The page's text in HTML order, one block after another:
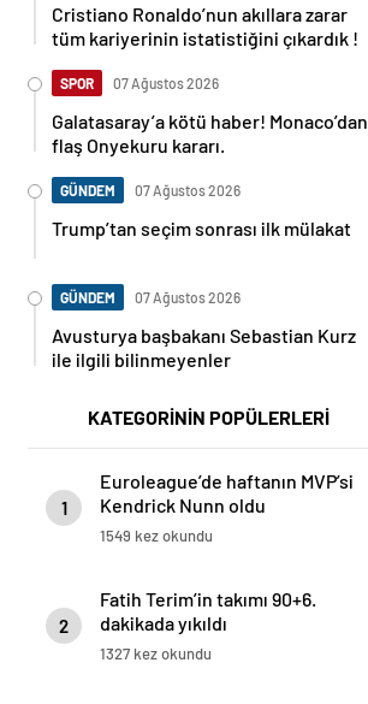
Cristiano Ronaldo’nun akıllara zarar
tüm kariyerinin istatistiğini çıkardık !
SPOR 07 Ağustos 2026
Galatasaray’a kötü haber! Monaco’dan
flaş Onyekuru kararı.
GÜNDEM 07 Ağustos 2026
Trump’tan seçim sonrası ilk mülakat
GÜNDEM 07 Ağustos 2026
Avusturya başbakanı Sebastian Kurz
ile ilgili bilinmeyenler
KATEGORİNİN POPÜLERLERİ
1
Euroleague’de haftanın MVP’si
Kendrick Nunn oldu
1549 kez okundu
2
Fatih Terim’in takımı 90+6.
dakikada yıkıldı
1327 kez okundu